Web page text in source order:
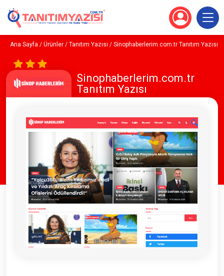
Ana Sayfa / Ürünler / Tanıtım Yazısı / Sinophaberlerim.com.tr Tanıtım Yazısı
Sinophaberlerim.com.tr
Tanıtım Yazısı
🔍